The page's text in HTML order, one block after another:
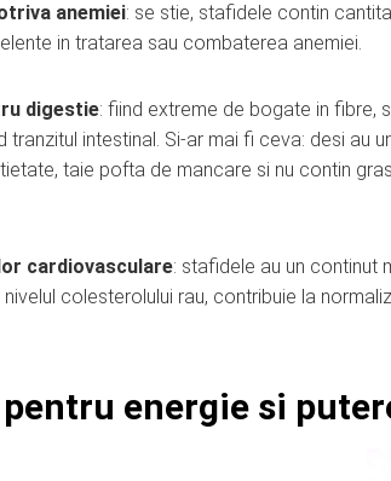
anemiei: se stie, stafidele contin
in tratarea sau combaterea anemiei.
digestie: fiind extreme de bogate in fibre,
intestinal. Si-ar mai fi ceva: desi au
taie pofta de mancare si nu contin
cardiovasculare: stafidele au un continut
colesterolului rau, contribuie la
energie si